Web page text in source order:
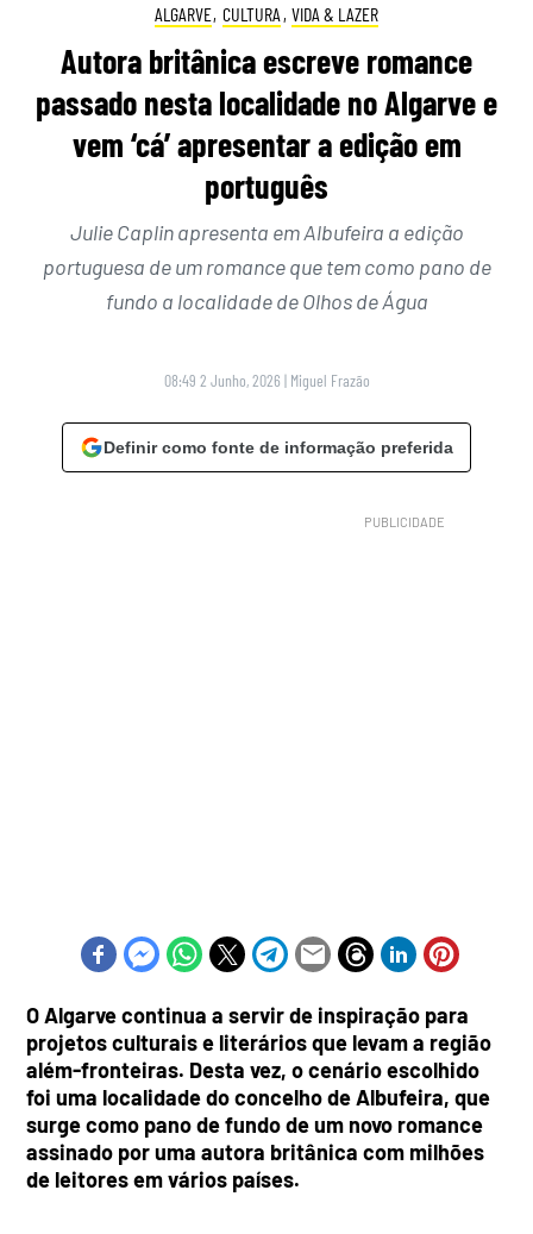
ALGARVE, CULTURA , VIDA & LAZER
Autora britânica escreve romance
passado nesta localidade no Algarve e
vem ‘cá’ apresentar a edição em
português
Julie Caplin apresenta em Albufeira a edição
portuguesa de um romance que tem como pano de
fundo a localidade de Olhos de Água
08:49 2 Junho, 2026 | Miguel Frazão
Definir como fonte de informação preferida
O Algarve continua a servir de inspiração para
projetos culturais e literários que levam a região
além-fronteiras. Desta vez, o cenário escolhido
foi uma localidade do concelho de Albufeira, que
surge como pano de fundo de um novo romance
assinado por uma autora britânica com milhões
de leitores em vários países.